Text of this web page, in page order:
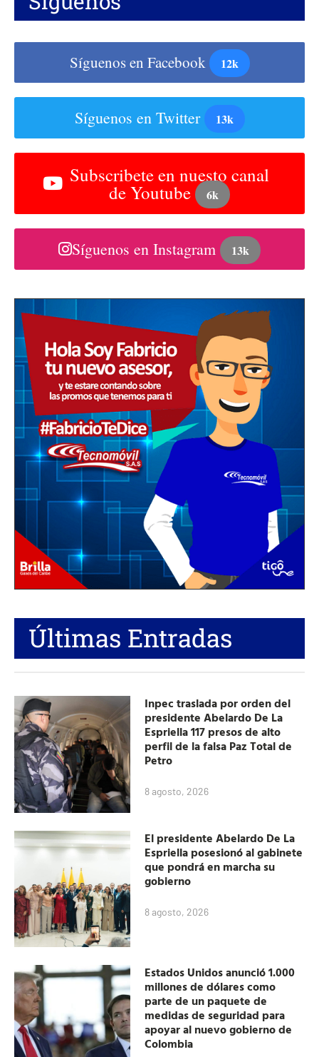
Síguenos en Facebook 12k
Síguenos en Twitter 13k
Subscribete en nuesto canal
de Youtube 6k
Síguenos en Instagram 13k
Últimas Entradas
Inpec traslada por orden del
presidente Abelardo De La
Espriella 117 presos de alto
perfil de la falsa Paz Total de
Petro
8 agosto, 2026
El presidente Abelardo De La
Espriella posesionó al gabinete
que pondrá en marcha su
gobierno
8 agosto, 2026
Estados Unidos anunció 1.000
millones de dólares como
parte de un paquete de
medidas de seguridad para
apoyar al nuevo gobierno de
Colombia